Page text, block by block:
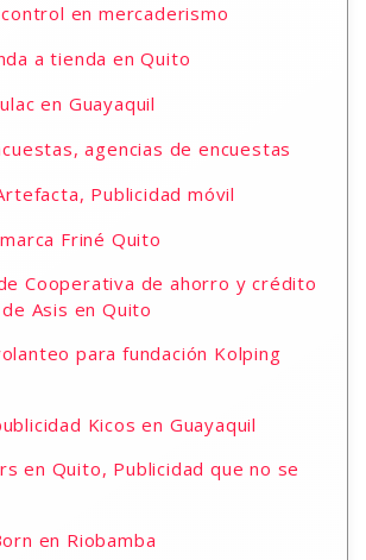
en mercaderismo
a tienda en Quito
en Guayaquil
agencias de encuestas
Publicidad móvil
Friné Quito
Cooperativa de ahorro y crédito
Asis en Quito
para fundación Kolping
Kicos en Guayaquil
en Quito, Publicidad que no se
en Riobamba